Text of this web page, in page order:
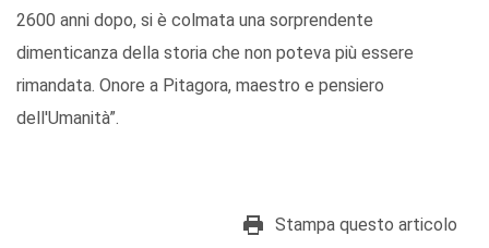
2600 anni dopo, si è colmata una sorprendente
dimenticanza della storia che non poteva più essere
rimandata. Onore a Pitagora, maestro e pensiero
dell'Umanità”.
Stampa questo articolo